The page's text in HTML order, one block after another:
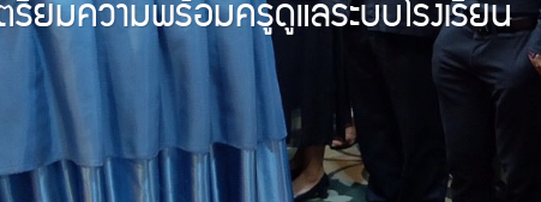
รียมความพร้อมครูดูแลระบบโรงเรียน